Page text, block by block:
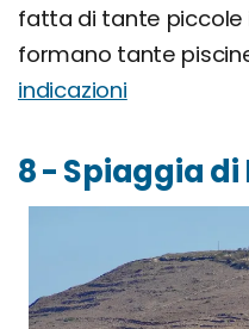
fatta di tante piccole
formano tante
indicazioni
8 - Spiaggia di